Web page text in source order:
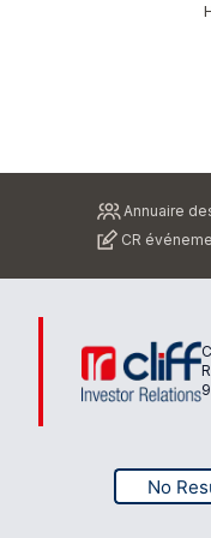
Annuaire
CR
No